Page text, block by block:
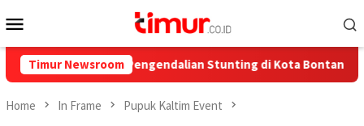
to
Menu
Timur Newsroom
untuk Pengendalian Stunting di Kota Bontang
Home In Frame Pupuk Kaltim Event